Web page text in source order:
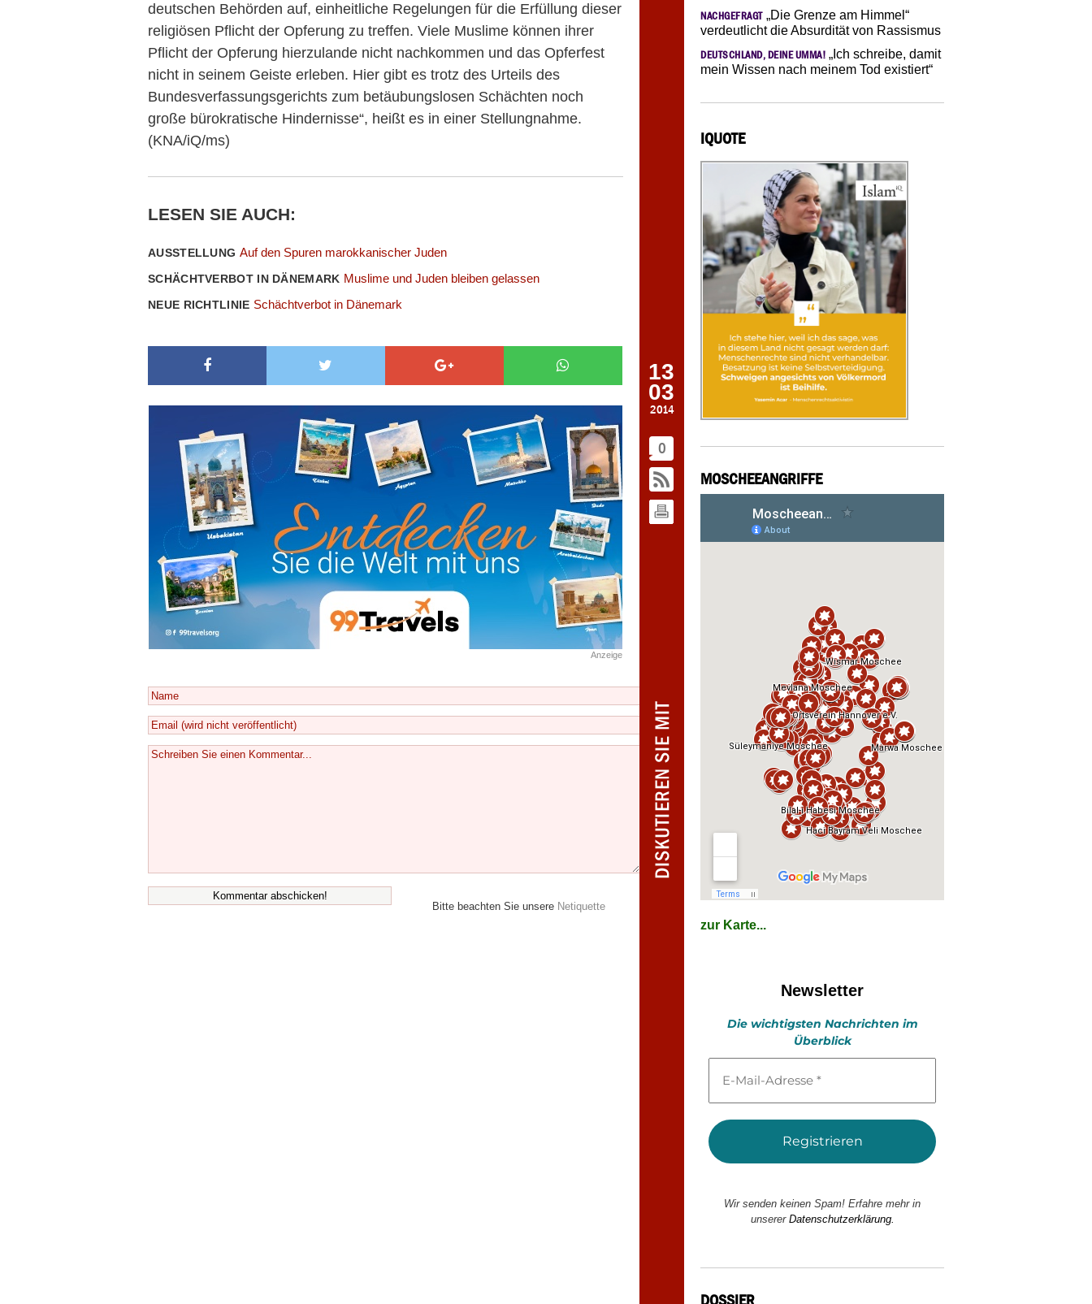
13
03
2014
0
deutschen Behörden auf, einheitliche Regelungen für die Erfüllung dieser
religiösen Pflicht der Opferung zu treffen. Viele Muslime können ihrer
Pflicht der Opferung hierzulande nicht nachkommen und das Opferfest
nicht in seinem Geiste erleben. Hier gibt es trotz des Urteils des
Bundesverfassungsgerichts zum betäubungslosen Schächten noch
große bürokratische Hindernisse“, heißt es in einer Stellungnahme.
(KNA/iQ/ms)
LESEN SIE AUCH:
AUSSTELLUNG Auf den Spuren marokkanischer Juden
SCHÄCHTVERBOT IN DÄNEMARK Muslime und Juden bleiben gelassen
NEUE RICHTLINIE Schächtverbot in Dänemark
Anzeige
Bitte beachten Sie unsere Netiquette
NACHGEFRAGT„Die Grenze am Himmel“
verdeutlicht die Absurdität von Rassismus
DEUTSCHLAND, DEINE UMMA! „Ich schreibe, damit
mein Wissen nach meinem Tod existiert“
IQUOTE
MOSCHEEANGRIFFE
zur Karte...
Newsletter
Die wichtigsten Nachrichten im
Überblick
Mail-
*
Wir senden keinen Spam! Erfahre mehr in
unserer Datenschutzerklärung.
DOSSIER